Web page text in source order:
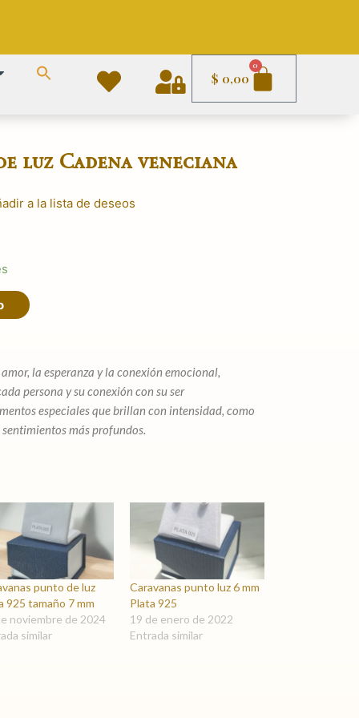
$ 0,00
0
Carrito
luz Cadena veneciana
a la lista de deseos
2.390,00.
la esperanza y la conexión emocional,
persona y su conexión con su ser
especiales que brillan con intensidad, como
más profundos.
punto de luz
925 tamaño 7 mm
noviembre de 2024
similar
Caravanas punto luz 6 mm
Plata 925
19 de enero de 2022
Entrada similar